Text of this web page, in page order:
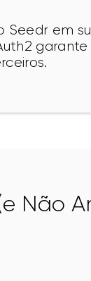
em
Não